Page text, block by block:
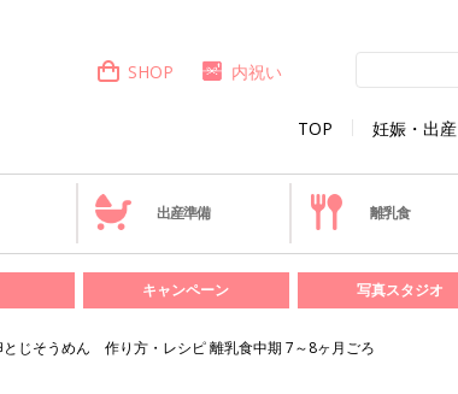
TOP 妊娠・出産
SHOP 内祝い
出産準備 離乳食
キャンペーン 写真スタジオ
じそうめん 作り方・レシピ 離乳食中期 7～8ヶ月ごろ